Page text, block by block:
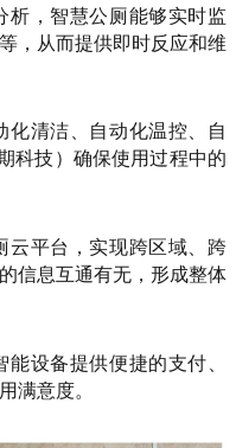
析，智慧公厕能够实时监
，从而提供即时反应和维
清洁、自动化温控、自
科技）确保使用过程中的
云平台，实现跨区域、跨
信息互通有无，形成整体
设备提供便捷的支付、
满意度。